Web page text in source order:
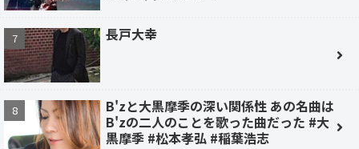
長戸大幸
B'zと大黒摩季の深い関係性 あの名曲は
B'zの二人のことを歌った曲だった #大
黒摩季 #松本孝弘 #稲葉浩志